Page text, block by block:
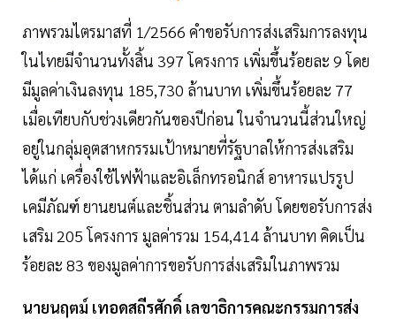
ภาพรวมไตรมาสที่ 1/2566 คำขอรับการส่งเสริมการลงทุน
ในไทยมีจำนวนทั้งสิ้น 397 โครงการ เพิ่มขึ้นร้อยละ 9 โดย
มีมูลค่าเงินลงทุน 185,730 ล้านบาท เพิ่มขึ้นร้อยละ 77
เมื่อเทียบกับช่วงเดียวกันของปีก่อน ในจำนวนนี้ส่วนใหญ่
อยู่ในกลุ่มอุตสาหกรรมเป้าหมายที่รัฐบาลให้การส่งเสริม
ได้แก่ เครื่องใช้ไฟฟ้าและอิเล็กทรอนิกส์ อาหารแปรรูป
เคมีภัณฑ์ ยานยนต์และชิ้นส่วน ตามลำดับ โดยขอรับการส่ง
เสริม 205 โครงการ มูลค่ารวม 154,414 ล้านบาท คิดเป็น
ร้อยละ 83 ของมูลค่าการขอรับการส่งเสริมในภาพรวม
นายนฤตม์ เทอดสถีรศักดิ์ เลขาธิการคณะกรรมการส่ง